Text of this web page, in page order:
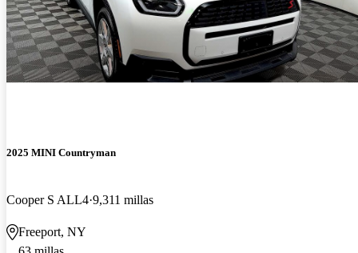
2025 MINI Countryman
Cooper S ALL4 9,311 millas
Freeport, NY